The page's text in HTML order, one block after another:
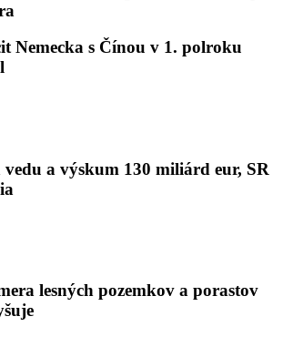
Nemecka s Čínou v 1. polroku
a výskum 130 miliárd eur, SR
lesných pozemkov a porastov